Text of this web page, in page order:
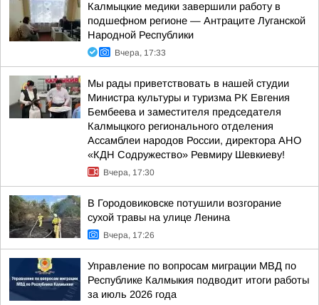
Калмыцкие медики завершили работу в
подшефном регионе — Антраците Луганской
Народной Республики
Вчера, 17:33
Мы рады приветствовать в нашей студии
Министра культуры и туризма РК Евгения
Бембеева и заместителя председателя
Калмыцкого регионального отделения
Ассамблеи народов России, директора АНО
«КДН Содружество» Ревмиру Шевкиеву!
Вчера, 17:30
В Городовиковске потушили возгорание
сухой травы на улице Ленина
Вчера, 17:26
Управление по вопросам миграции МВД по
Республике Калмыкия подводит итоги работы
за июль 2026 года